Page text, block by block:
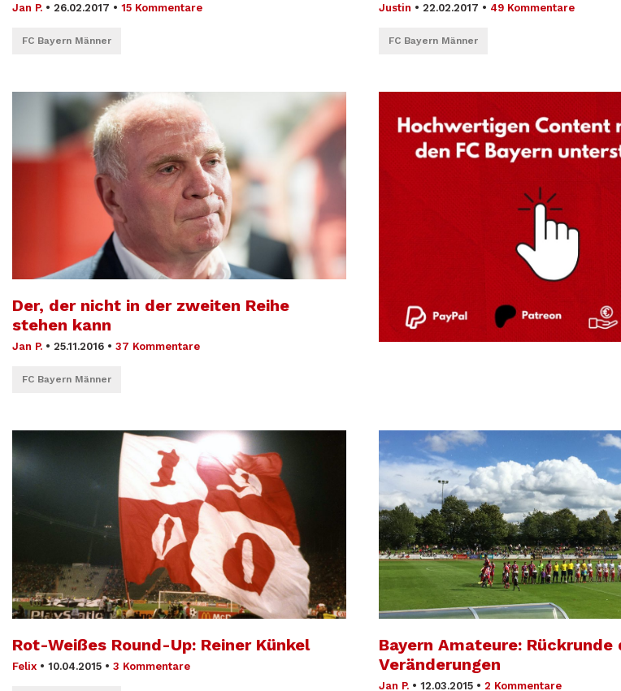
Jan P. • 26.02.2017 • 15 Kommentare
FC Bayern Männer
Justin • 22.02.2017 • 49 Kommentare
FC Bayern Männer
Der, der nicht in der zweiten Reihe
stehen kann
Jan P. • 25.11.2016 • 37 Kommentare
FC Bayern Männer
Rot-Weißes Round-Up: Reiner Künkel
Felix • 10.04.2015 • 3 Kommentare
Bayern Amateure: Rückrunde
Veränderungen
Jan P. • 12.03.2015 • 2 Kommentare